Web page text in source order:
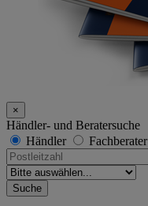
×
Händler- und Beratersuche
Händler
Fachberater